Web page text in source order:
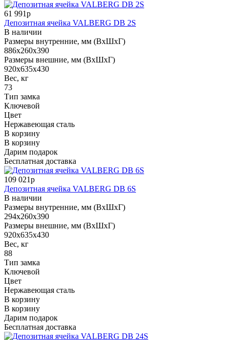
61 991р
Депозитная ячейка VALBERG DB 2S
В наличии
Размеры внутренние, мм (ВхШхГ)
886x260x390
Размеры внешние, мм (ВхШхГ)
920x635x430
Вес, кг
73
Тип замка
Ключевой
Цвет
Нержавеющая сталь
В корзину
В корзину
Дарим подарок
Бесплатная доставка
109 021р
Депозитная ячейка VALBERG DB 6S
В наличии
Размеры внутренние, мм (ВхШхГ)
294x260x390
Размеры внешние, мм (ВхШхГ)
920x635x430
Вес, кг
88
Тип замка
Ключевой
Цвет
Нержавеющая сталь
В корзину
В корзину
Дарим подарок
Бесплатная доставка